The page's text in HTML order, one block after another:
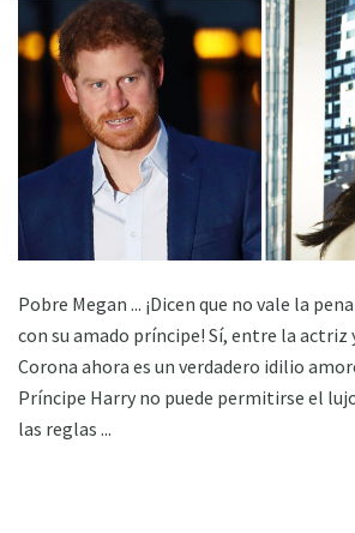
Pobre Megan ... ¡Dicen que no vale la
con su amado príncipe! Sí, entre la actriz
Corona ahora es un verdadero idilio
Príncipe Harry no puede permitirse el
las reglas ...